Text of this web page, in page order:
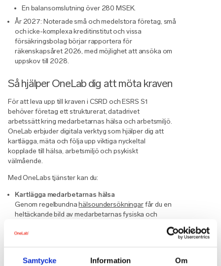
Samtycke Information Om
En balansomslutning över 280 MSEK.
År 2027: Noterade små och medelstora företag, små
och icke-komplexa kreditinstitut och vissa
försäkringsbolag börjar rapportera för
räkenskapsåret 2026, med möjlighet att ansöka om
uppskov till 2028.
Så hjälper OneLab dig att möta kraven
För att leva upp till kraven i CSRD och ESRS S1
behöver företag ett strukturerat, datadrivet
arbetssätt kring medarbetarnas hälsa och arbetsmiljö.
OneLab erbjuder digitala verktyg som hjälper dig att
kartlägga, mäta och följa upp viktiga nyckeltal
kopplade till hälsa, arbetsmiljö och psykiskt
välmående.
Med OneLabs tjänster kan du:
Kartlägga medarbetarnas hälsa
Genom regelbundnahälsoundersökningarfår du en
heltäckande bild av medarbetarnas fysiska och
psykiska välmående. Det gör det möjligt att identifiera
risker tidigt och arbeta förebyggande.
Mäta och följa upp psykosocial arbetsmiljö
Våramedarbetarundersökningarger dig insikt i